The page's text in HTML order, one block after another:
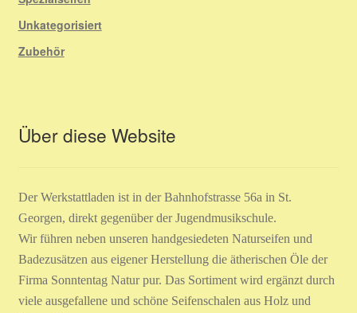
Unkategorisiert
Zubehör
Über diese Website
Der Werkstattladen ist in der Bahnhofstrasse 56a in St.
Georgen, direkt gegenüber der Jugendmusikschule.
Wir führen neben unseren handgesiedeten Naturseifen und
Badezusätzen aus eigener Herstellung die ätherischen Öle der
Firma Sonntentag Natur pur. Das Sortiment wird ergänzt durch
viele ausgefallene und schöne Seifenschalen aus Holz und